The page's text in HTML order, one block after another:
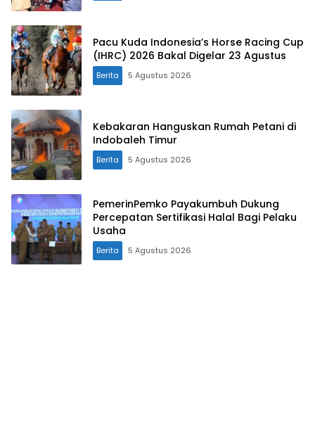
Pacu Kuda Indonesia’s Horse Racing Cup
(IHRC) 2026 Bakal Digelar 23 Agustus
Berita 5 Agustus 2026
Kebakaran Hanguskan Rumah Petani di
Indobaleh Timur
Berita 5 Agustus 2026
PemerinPemko Payakumbuh Dukung
Percepatan Sertifikasi Halal Bagi Pelaku
Usaha
Berita 5 Agustus 2026